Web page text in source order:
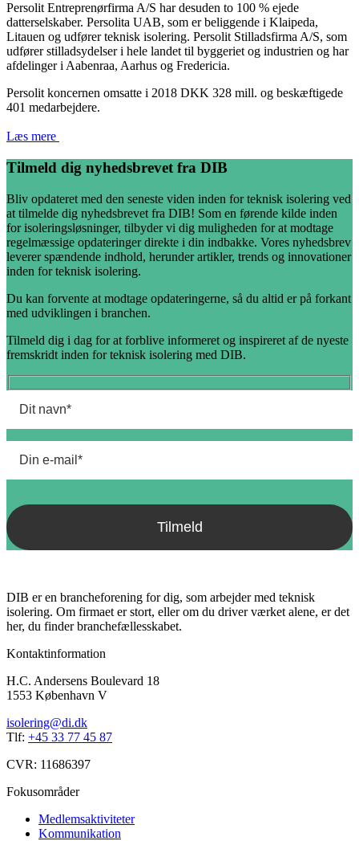
Persolit Entreprenørfirma A/S har desuden to 100 % ejede
datterselskaber. Persolita UAB, som er beliggende i Klaipeda,
Litauen og udfører teknisk isolering. Persolit Stilladsfirma A/S, som
udfører stilladsydelser i hele landet til byggeriet og industrien og har
afdelinger i Aabenraa, Aarhus og Fredericia.
Persolit koncernen omsatte i 2018 DKK 328 mill. og beskæftigede
401 medarbejdere.
Læs mere
Tilmeld dig nyhedsbrevet fra DIB
Bliv opdateret med den seneste viden inden for teknisk isolering ved
at tilmelde dig nyhedsbrevet fra DIB! Som en førende kilde inden
for isoleringsløsninger, tilbyder vi dig muligheden for at modtage
regelmæssige opdateringer direkte i din indbakke. Vores nyhedsbrev
leverer spændende indhold, herunder artikler, trends og innovationer
inden for teknisk isolering.
Du kan forvente at modtage opdateringerne, så du altid er på forkant
med udviklingen i branchen.
Tilmeld dig i dag for at forblive informeret og inspireret af de nyeste
fremskridt inden for teknisk isolering med DIB.
DIB er en brancheforening for dig, som arbejder med teknisk
isolering. Om firmaet er stort, eller om du driver værket alene, er det
her, du finder branchefællesskabet.
Kontaktinformation
H.C. Andersens Boulevard 18
1553 København V
isolering@di.dk
Tlf: +45 33 77 45 87
CVR: 11686397
Fokusområder
Medlemsaktiviteter
Kommunikation